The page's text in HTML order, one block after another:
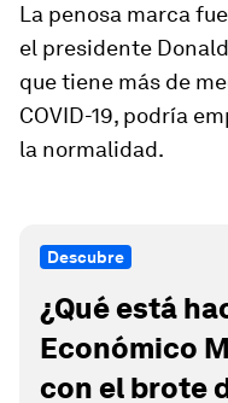
La penosa marca
el presidente
que tiene más de
COVID-19, podría
la normalidad.
Descubre
¿Qué está
Económico
con el brote